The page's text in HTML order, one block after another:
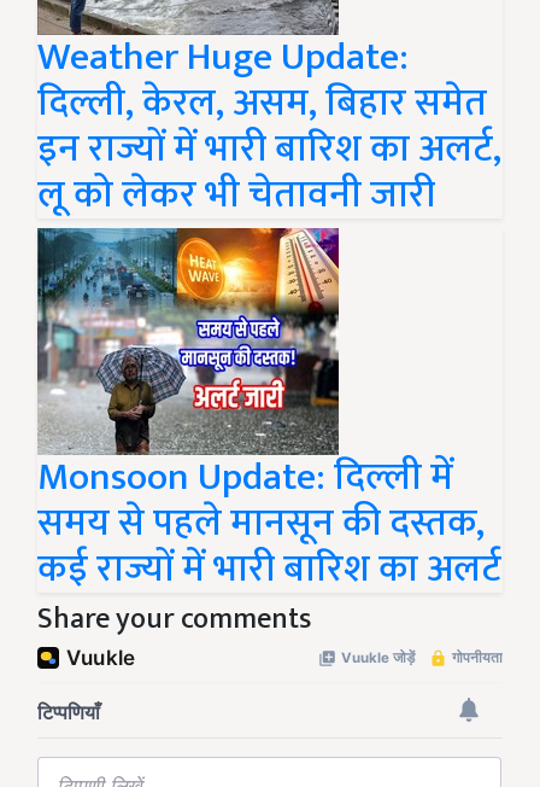
Weather Huge Update:
दिल्ली, केरल, असम, बिहार समेत
इन राज्यों में भारी बारिश का अलर्ट,
लू को लेकर भी चेतावनी जारी
Monsoon Update: दिल्ली में
समय से पहले मानसून की दस्तक,
कई राज्यों में भारी बारिश का अलर्ट
Share your comments